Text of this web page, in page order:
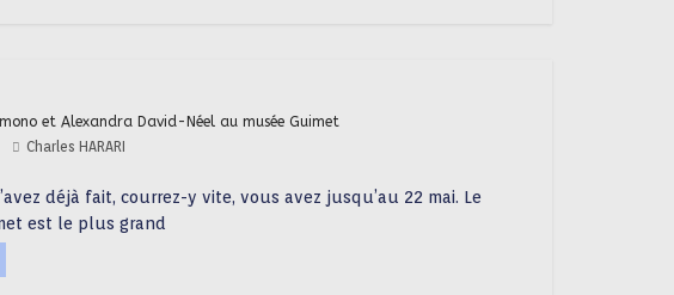
et Alexandra David-Néel au musée Guimet
Charles HARARI
déjà fait, courrez-y vite, vous avez jusqu’au 22 mai. Le
est le plus grand